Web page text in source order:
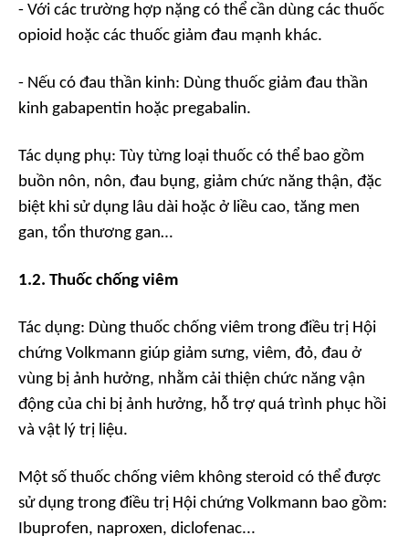
- Với các trường hợp nặng có thể cần dùng các thuốc
opioid hoặc các thuốc giảm đau mạnh khác.
- Nếu có đau thần kinh: Dùng thuốc giảm đau thần
kinh gabapentin hoặc pregabalin.
Tác dụng phụ: Tùy từng loại thuốc có thể bao gồm
buồn nôn, nôn, đau bụng, giảm chức năng thận, đặc
biệt khi sử dụng lâu dài hoặc ở liều cao, tăng men
gan, tổn thương gan…
1.2. Thuốc chống viêm
Tác dụng: Dùng thuốc chống viêm trong điều trị Hội
chứng Volkmann giúp giảm sưng, viêm, đỏ, đau ở
vùng bị ảnh hưởng, nhằm cải thiện chức năng vận
động của chi bị ảnh hưởng, hỗ trợ quá trình phục hồi
và vật lý trị liệu.
Một số thuốc chống viêm không steroid có thể được
sử dụng trong điều trị Hội chứng Volkmann bao gồm:
Ibuprofen, naproxen, diclofenac...